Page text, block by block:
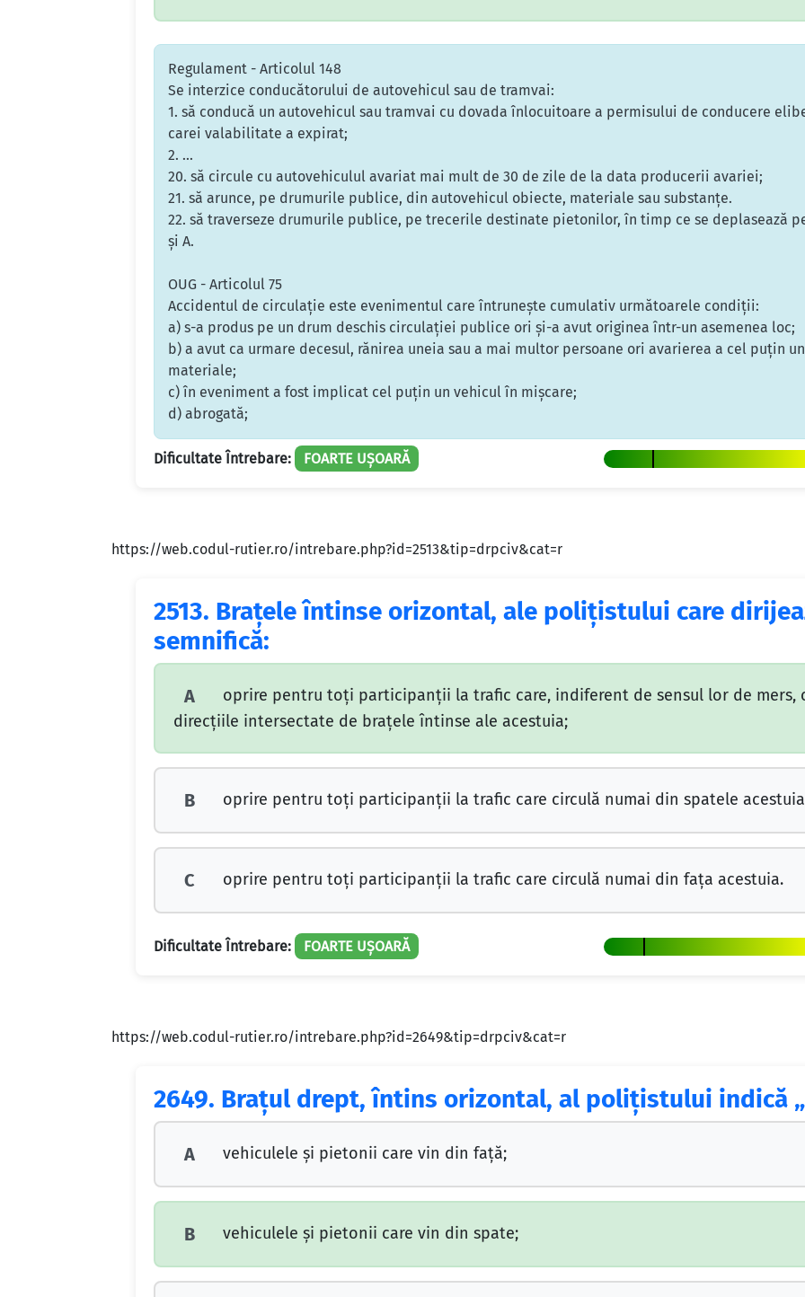
Regulament - Articolul 148
Se interzice conducătorului de autovehicul sau de tramvai:
1. să conducă un autovehicul sau tramvai cu dovada înlocuitoare a permisului de conducere
carei valabilitate a expirat;
2. ...
20. să circule cu autovehiculul avariat mai mult de 30 de zile de la data producerii avariei;
21. să arunce, pe drumurile publice, din autovehicul obiecte, materiale sau substanţe.
22. să traverseze drumurile publice, pe trecerile destinate pietonilor, în timp ce se deplasează
şi A.
OUG - Articolul 75
Accidentul de circulaţie este evenimentul care întruneşte cumulativ următoarele condiţii:
a) s-a produs pe un drum deschis circulaţiei publice ori şi-a avut originea într-un asemenea loc;
b) a avut ca urmare decesul, rănirea uneia sau a mai multor persoane ori avarierea a cel puţin
materiale;
c) în eveniment a fost implicat cel puţin un vehicul în mişcare;
d) abrogată;
Dificultate Întrebare: FOARTE UȘOARĂ
https://web.codul-rutier.ro/intrebare.php?id=2513&tip=drpciv&cat=r
2513. Braţele întinse orizontal, ale poliţistului care
semnifică:
A
oprire pentru toţi participanţii la trafic care, indiferent de sensul lor de mers,
direcţiile intersectate de braţele întinse ale acestuia;
B oprire pentru toţi participanţii la trafic care circulă numai din spatele
C oprire pentru toţi participanţii la trafic care circulă numai din faţa acestuia.
Dificultate Întrebare: FOARTE UȘOARĂ
https://web.codul-rutier.ro/intrebare.php?id=2649&tip=drpciv&cat=r
2649. Braţul drept, întins orizontal, al poliţistului indică
A vehiculele şi pietonii care vin din faţă;
B vehiculele şi pietonii care vin din spate;